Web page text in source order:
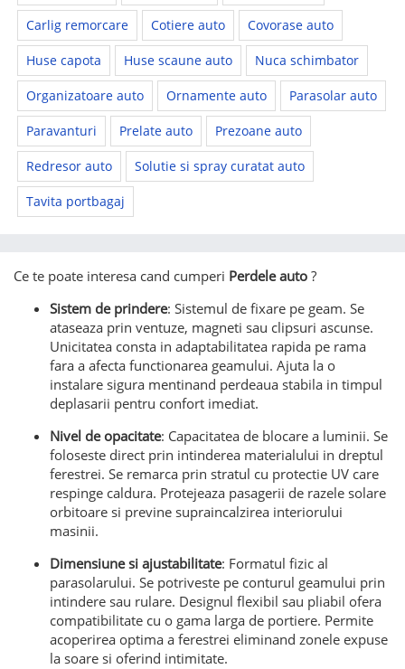
Carlig remorcare Cotiere auto Covorase auto
Huse capota Huse scaune auto Nuca schimbator
Organizatoare auto Ornamente auto Parasolar auto
Paravanturi Prelate auto Prezoane auto
Redresor auto Solutie si spray curatat auto
Tavita portbagaj
Ce te poate interesa cand cumperi Perdele auto ?
Sistem de prindere: Sistemul de fixare pe geam. Se
ataseaza prin ventuze, magneti sau clipsuri ascunse.
Unicitatea consta in adaptabilitatea rapida pe rama
fara a afecta functionarea geamului. Ajuta la o
instalare sigura mentinand perdeaua stabila in timpul
deplasarii pentru confort imediat.
Nivel de opacitate: Capacitatea de blocare a luminii. Se
foloseste direct prin intinderea materialului in dreptul
ferestrei. Se remarca prin stratul cu protectie UV care
respinge caldura. Protejeaza pasagerii de razele solare
orbitoare si previne supraincalzirea interiorului
masinii.
Dimensiune si ajustabilitate: Formatul fizic al
parasolarului. Se potriveste pe conturul geamului prin
intindere sau rulare. Designul flexibil sau pliabil ofera
compatibilitate cu o gama larga de portiere. Permite
acoperirea optima a ferestrei eliminand zonele expuse
la soare si oferind intimitate.